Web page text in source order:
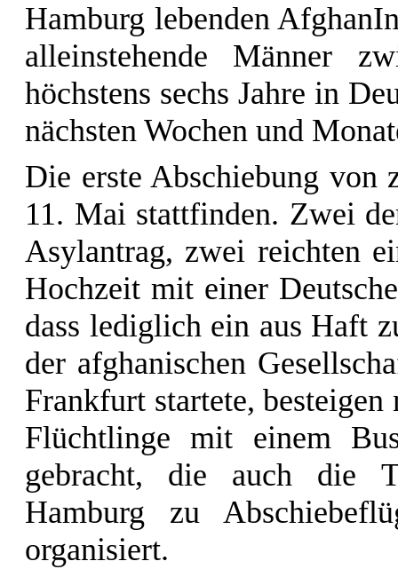
Hamburg lebenden
alleinstehende Männer
höchstens sechs Jahre in
nächsten Wochen und
Die erste Abschiebung von
11. Mai stattfinden. Zwei
Asylantrag, zwei reichten
Hochzeit mit einer
dass lediglich ein aus Haft
der afghanischen
Frankfurt startete,
Flüchtlinge mit einem
gebracht, die auch die
Hamburg zu
organisiert.